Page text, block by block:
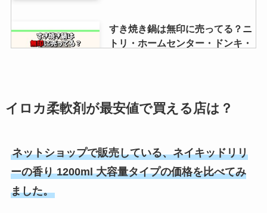
すき焼き鍋は無印に売ってる？ニ
トリ・ホームセンター・ドンキ・
小型カメラはドンキホーテに売っ
てる？amazonは？売ってる場所
シャンプーの詰め替えはそのまま
イロカ柔軟剤が最安値で買える店は？
ネットショップで販売している、ネイキッドリリ
ーの香り 1200ml 大容量タイプの価格を比べてみ
ました。